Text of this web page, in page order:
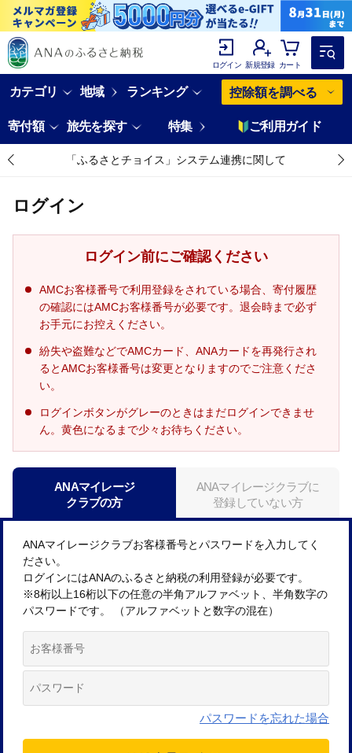
ログイン 新規登録 カート
カテゴリ 地域 ランキング 控除額を調べる
寄付額 旅先を探す 特集 ご利用ガイド
「ふるさとチョイス」システム連携に関して
ログイン
ログイン前にご確認ください
AMCお客様番号で利用登録をされている場合、寄付履歴
の確認にはAMCお客様番号が必要です。退会時まで必ず
お手元にお控えください。
紛失や盗難などでAMCカード、ANAカードを再発行され
るとAMCお客様番号は変更となりますのでご注意くださ
い。
ログインボタンがグレーのときはまだログインできませ
ん。黄色になるまで少々お待ちください。
ANAマイレージ
クラブの方
ANAマイレージクラブに
登録していない方
ANAマイレージクラブお客様番号とパスワードを入力してく
ださい。
ログインにはANAのふるさと納税の利用登録が必要です。
※8桁以上16桁以下の任意の半角アルファベット、半角数字の
パスワードです。 （アルファベットと数字の混在）
パスワードを忘れた場合